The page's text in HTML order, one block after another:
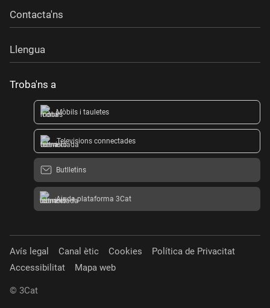
Contacta'ns
Llengua
Troba'ns a
Mòbils i tauletes
Televisions connectades
Butlletins
Ajuda plataforma 3Cat
Avís legal Canal ètic Cookies
Política de Privacitat
Accessibilitat
Mapa web
© 3Cat